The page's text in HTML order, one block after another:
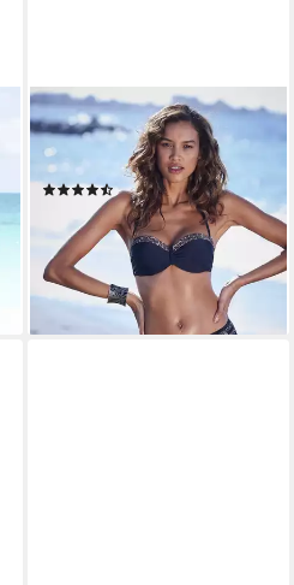
LASCANA
Bügel-Bandeau-Bikini-Top
Adele, mit trendigen Details
(139)
49,99 €
lieferbar - in 1-2 Werktagen bei dir